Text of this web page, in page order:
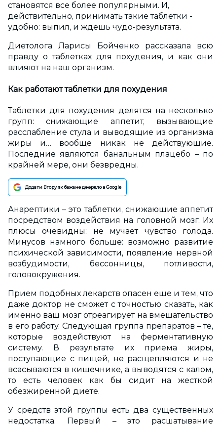
становятся все более популярными. И,
действительно, принимать такие таблетки -
удобно: выпил, и ждешь чудо-результата.
Диетолога Ларисы Бойченко рассказала всю
правду о таблетках для похудения, и как они
влияют на наш организм.
Как работают таблетки для похудения
Таблетки для похудения делятся на несколько
групп: снижающие аппетит, вызывающие
расслабление стула и выводящие из организма
жиры и… вообще никак не действующие.
Последние являются банальным плацебо – по
крайней мере, они безвредны.
Додати Вгору як бажане джерело в Google
Анарептики – это таблетки, снижающие аппетит
посредством воздействия на головной мозг. Их
плюсы очевидны: не мучает чувство голода.
Минусов намного больше: возможно развитие
психической зависимости, появление нервной
возбудимости, бессонницы, потливости,
головокружения.
Прием подобных лекарств опасен еще и тем, что
даже доктор не сможет с точностью сказать, как
именно ваш мозг отреагирует на вмешательство
в его работу. Следующая группа препаратов – те,
которые воздействуют на ферментативную
систему. В результате их приема жиры,
поступающие с пищей, не расщепляются и не
всасываются в кишечнике, а выводятся с калом,
то есть человек как бы сидит на жесткой
обезжиренной диете.
У средств этой группы есть два существенных
недостатка. Первый – это расшатывание